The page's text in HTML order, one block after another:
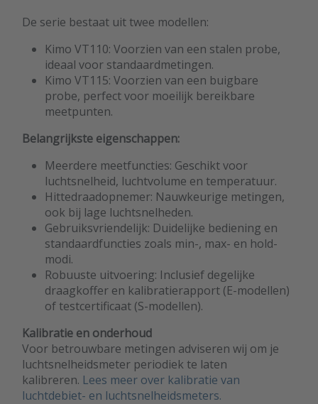
De serie bestaat uit twee modellen:
Kimo VT110: Voorzien van een stalen probe,
ideaal voor standaardmetingen.
Kimo VT115: Voorzien van een buigbare
probe, perfect voor moeilijk bereikbare
meetpunten.
Belangrijkste eigenschappen:
Meerdere meetfuncties: Geschikt voor
luchtsnelheid, luchtvolume en temperatuur.
Hittedraadopnemer: Nauwkeurige metingen,
ook bij lage luchtsnelheden.
Gebruiksvriendelijk: Duidelijke bediening en
standaardfuncties zoals min-, max- en hold-
modi.
Robuuste uitvoering: Inclusief degelijke
draagkoffer en kalibratierapport (E-modellen)
of testcertificaat (S-modellen).
Kalibratie en onderhoud
Voor betrouwbare metingen adviseren wij om je
luchtsnelheidsmeter periodiek te laten
kalibreren. Lees meer over kalibratie van
luchtdebiet- en luchtsnelheidsmeters.